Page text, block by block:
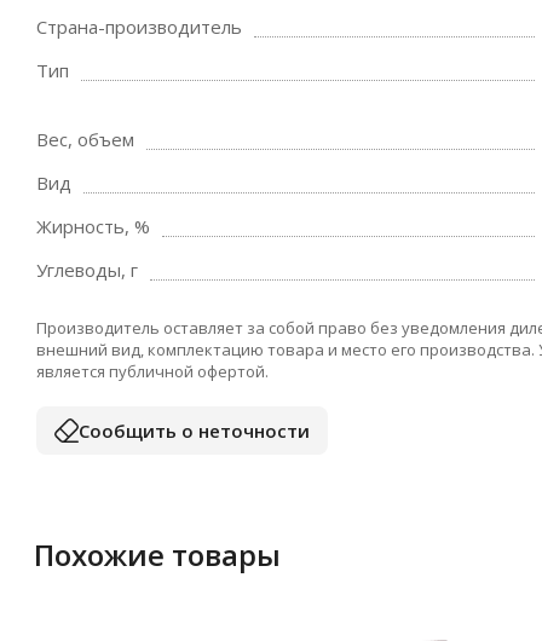
Страна-производитель
Тип
Вес, объем
Вид
Жирность, %
Углеводы, г
Производитель оставляет за собой право без уведомления
внешний вид, комплектацию товара и место его
является публичной офертой.
Сообщить о неточности
Похожие товары